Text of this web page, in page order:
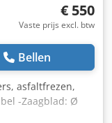
€ 550
Vaste prijs excl. btw
Bellen
asfaltfrezen,
-Zaagblad: Ø
EH25D 8 PK -